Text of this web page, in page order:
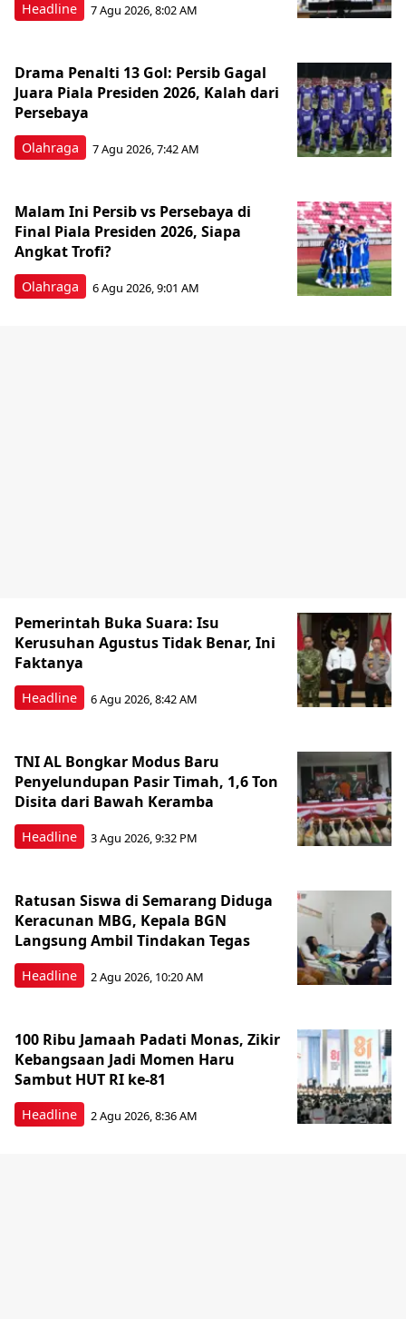
Headline 7 Agu 2026, 8:02 AM
Olahraga
Drama Penalti 13 Gol: Persib Gagal
Juara Piala Presiden 2026, Kalah dari
Persebaya
7 Agu 2026, 7:42 AM
Olahraga
Malam Ini Persib vs Persebaya di
Final Piala Presiden 2026, Siapa
Angkat Trofi?
6 Agu 2026, 9:01 AM
Headline
Pemerintah Buka Suara: Isu
Kerusuhan Agustus Tidak Benar, Ini
Faktanya
6 Agu 2026, 8:42 AM
Headline
TNI AL Bongkar Modus Baru
Penyelundupan Pasir Timah, 1,6 Ton
Disita dari Bawah Keramba
3 Agu 2026, 9:32 PM
Headline
Ratusan Siswa di Semarang Diduga
Keracunan MBG, Kepala BGN
Langsung Ambil Tindakan Tegas
2 Agu 2026, 10:20 AM
Headline
100 Ribu Jamaah Padati Monas, Zikir
Kebangsaan Jadi Momen Haru
Sambut HUT RI ke-81
2 Agu 2026, 8:36 AM